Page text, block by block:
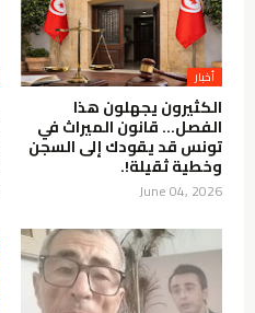
الكثيرون يجهلون هذا
الفصل… قانون الميراث في
تونس قد يقودك إلى السجن
وخطية ثقيلة!.
June 04, 2026